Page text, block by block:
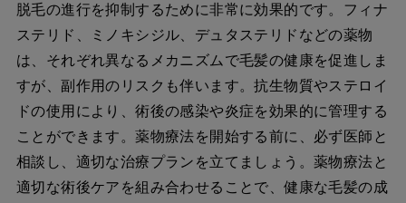
脱毛の進行を抑制するために非常に効果的です。フィナ
ステリド、ミノキシジル、デュタステリドなどの薬物
は、それぞれ異なるメカニズムで毛髪の健康を促進しま
すが、副作用のリスクも伴います。抗生物質やステロイ
ドの使用により、術後の感染や炎症を効果的に管理する
ことができます。薬物療法を開始する前に、必ず医師と
相談し、適切な治療プランを立てましょう。薬物療法と
適切な術後ケアを組み合わせることで、健康な毛髪の成